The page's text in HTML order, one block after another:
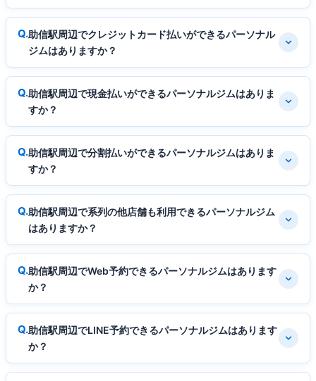
助信駅周辺でクレジットカード払いができるパーソナル
ジムはありますか？
助信駅周辺で現金払いができるパーソナルジムはありま
すか？
助信駅周辺で分割払いができるパーソナルジムはありま
すか？
助信駅周辺で系列の他店舗も利用できるパーソナルジム
はありますか？
助信駅周辺でWeb予約できるパーソナルジムはあります
か？
助信駅周辺でLINE予約できるパーソナルジムはあります
か？